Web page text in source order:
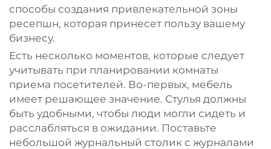
способы создания привлекательной зоны
ресепшн, которая принесет пользу вашему
бизнесу.
Есть несколько моментов, которые следует
учитывать при планировании комнаты
приема посетителей. Во-первых, мебель
имеет решающее значение. Стулья должны
быть удобными, чтобы люди могли сидеть и
расслабляться в ожидании. Поставьте
небольшой журнальный столик с журналами